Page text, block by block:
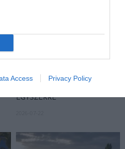
Access Privacy Policy
FA, HANEM TÁRSASHÁZ,
EGYSZERRE